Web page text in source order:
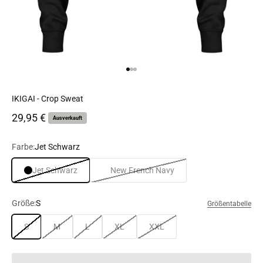
IKIGAI - Crop Sweat
Angebot
29,95 € Ausverkauft
Farbe:Jet Schwarz
Jet Schwarz New French Navy
Größe:S Größentabelle
S M L XL XXL